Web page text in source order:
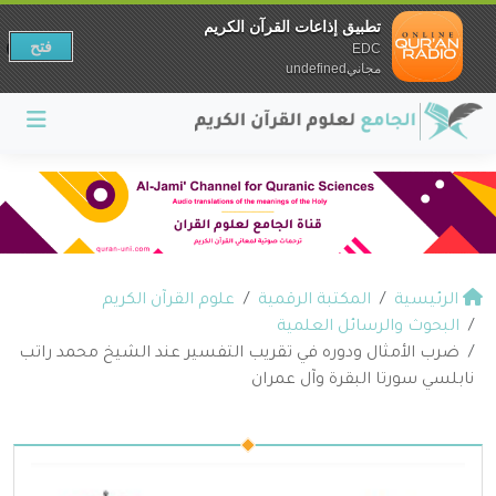
الرئيسية المكتبة الرقمية
علوم القرآن الكريم
البحوث والرسائل العلمية
ضرب الأمثال ودوره في تقريب التفسير عند الشيخ محمد راتب
نابلسي سورتا البقرة وآل عمران
تطبيق إذاعات القرآن الكريم
EDC
مجانيundefined
فتح